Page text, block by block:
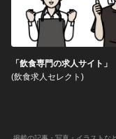
「飲食専門の求人サイト」
(飲食求人セレクト)